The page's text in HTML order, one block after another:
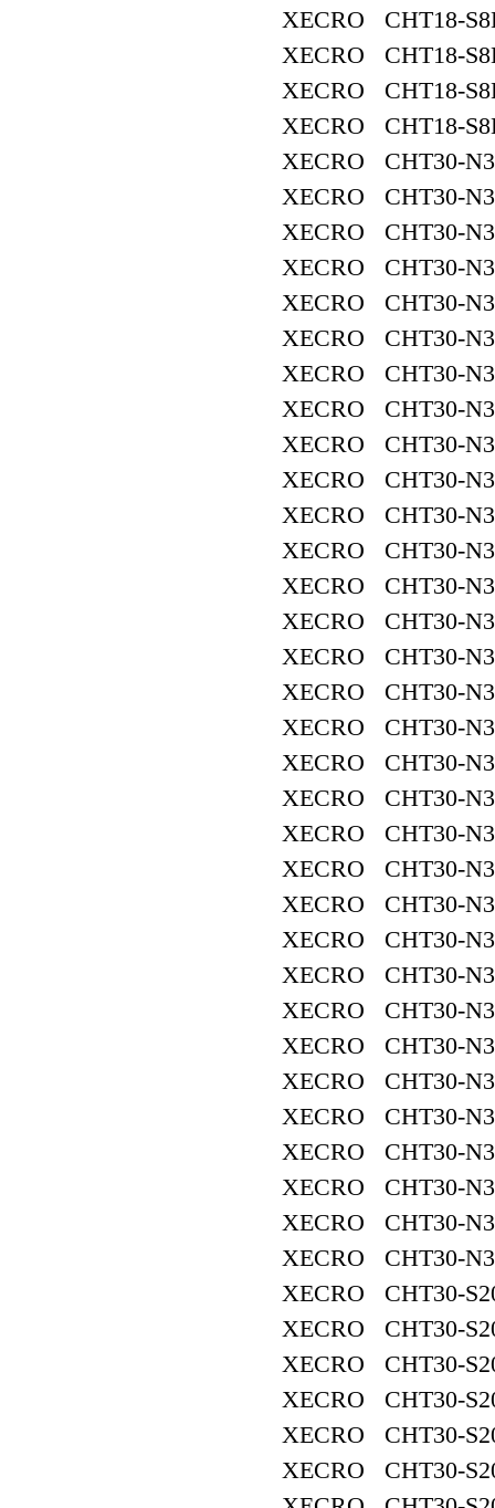
XECRO CHT18-
XECRO CHT18-
XECRO CHT18-
XECRO CHT18-
XECRO CHT30-
XECRO CHT30-
XECRO CHT30-
XECRO CHT30-
XECRO CHT30-
XECRO CHT30-
XECRO CHT30-
XECRO CHT30-
XECRO CHT30-
XECRO CHT30-
XECRO CHT30-
XECRO CHT30-
XECRO CHT30-
XECRO CHT30-
XECRO CHT30-
XECRO CHT30-
XECRO CHT30-
XECRO CHT30-
XECRO CHT30-
XECRO CHT30-
XECRO CHT30-
XECRO CHT30-
XECRO CHT30-
XECRO CHT30-
XECRO CHT30-
XECRO CHT30-
XECRO CHT30-
XECRO CHT30-
XECRO CHT30-
XECRO CHT30-
XECRO CHT30-
XECRO CHT30-
XECRO CHT30-
XECRO CHT30-
XECRO CHT30-
XECRO CHT30-
XECRO CHT30-
XECRO CHT30-